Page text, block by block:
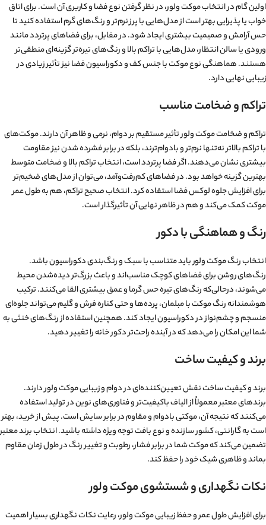
اولین گام در انتخاب موکت ولور، در نظر گرفتن نوع فضا و کاربری آن است. برای اتاق
خواب یا پذیرایی بهتر است از مدل‌هایی با پرز نرم‌تر و رنگ‌های گرم استفاده کنید تا
حس آرامش و صمیمیت بیشتری ایجاد شود. در مقابل، برای فضاهای پرتردد مانند
ورودی یا سالن انتظار، مدل‌هایی با تراکم بالا و رنگ‌های تیره‌تر گزینه‌ای منطقی‌تر
هستند. هماهنگی نوع موکت با جنس کف و دکوراسیون فضا نیز تأثیر زیادی در
زیبایی نهایی دارد.
تراکم و ضخامت مناسب
تراکم و ضخامت موکت ولور تأثیر مستقیم بر دوام، نرمی و ظاهر آن دارند. موکت‌های
با تراکم بالاتر نه‌تنها نرم‌تر و بادوام‌ترند، بلکه در برابر فشرده شدن نیز مقاومت
بیشتری نشان می‌دهند. اگر فضا پرتردد است، انتخاب تراکم بالا و ضخامت متوسط
بهترین گزینه خواهد بود. در فضاهای کم‌رفت‌وآمد، می‌توان از مدل‌های ضخیم‌تر
برای افزایش جلوه لوکس فضا استفاده کرد. انتخاب صحیح تراکم، هم به طول عمر
موکت کمک می‌کند و هم در ظاهر نهایی آن تأثیرگذار است.
رنگ و هماهنگی با دکور
انتخاب رنگ موکت ولور باید متناسب با سبک و رنگ‌بندی دکوراسیون باشد.
رنگ‌های روشن برای فضاهای کوچک مناسب‌اند و باعث بزرگ‌تر دیده‌شدن محیط
می‌شوند، درحالی‌که رنگ‌های تیره حس گرما و عمق بیشتری القا می‌کنند. ترکیب
هوشمندانه رنگ موکت با مبلمان، پرده‌ها و حتیکناره فرش و گلیممی‌تواند جلوه‌ای
منسجم و چشم‌نواز در دکوراسیون ایجاد کند. همچنین استفاده از رنگ‌های خنثی به
شما این امکان را می‌دهد که در آینده راحت‌تر دکور خانه را تغییر دهید.
برند و کیفیت ساخت
برند و کیفیت ساخت نقش تعیین‌کننده‌ای در دوام و زیبایی موکت ولور دارند.
برندهای معتبر معمولاً از الیاف باکیفیت‌تر و فناوری‌های نوین در تولید استفاده
می‌کنند که نتیجه آن، موکتی بادوام و مقاوم در برابر سایش است. پیش از خرید، بهتر
است به گارانتی، کشور سازنده و نوع بافت توجه ویژه داشته باشید. انتخاب برند معتبر
تضمین می‌کند که موکت شما در برابر فشار، رطوبت و تغییر رنگ در طول زمان مقاوم
بماند و ظاهری شیک خود را حفظ کند.
نکات نگهداری و شستشوی موکت ولور
برای افزایش طول عمر و حفظ زیبایی موکت ولور، رعایت نکات نگهداری بسیار اهمیت